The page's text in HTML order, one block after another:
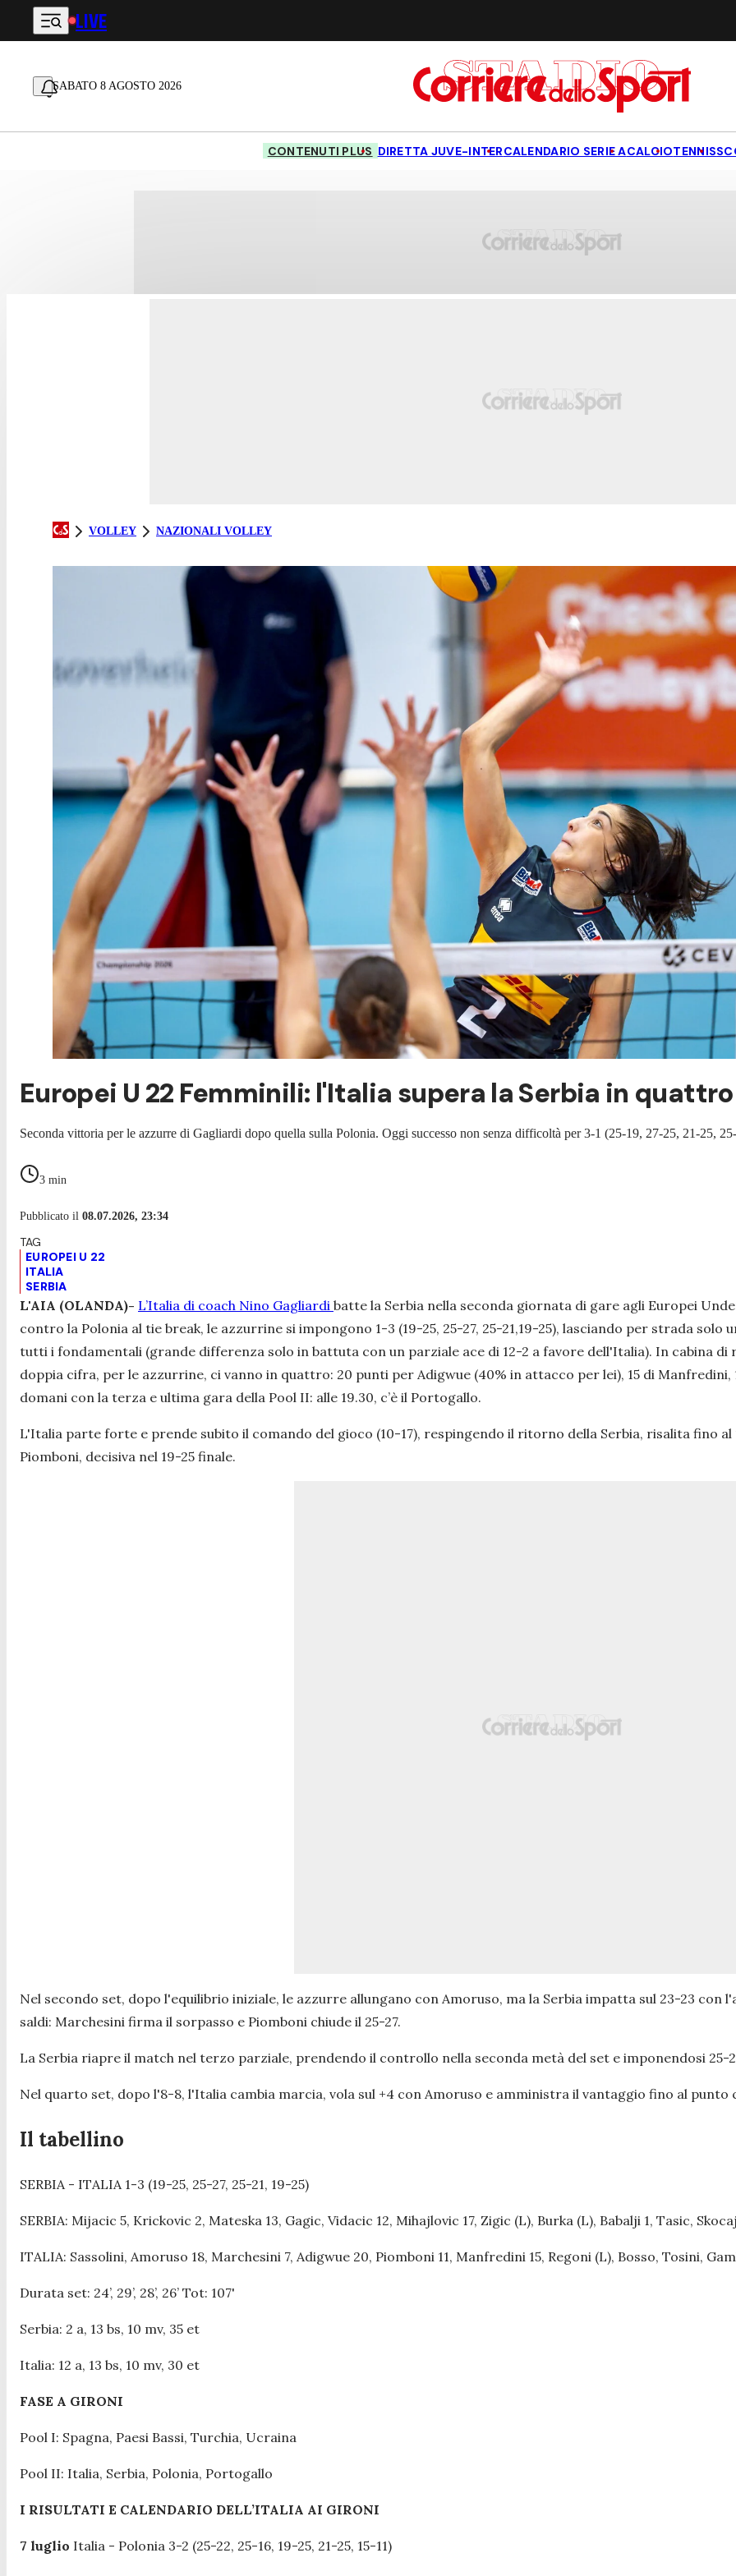
Vai al contenuto principale
LIVE
SABATO 8 AGOSTO 2026
CONTENUTI PLUS DIRETTA JUVE-INTERCALENDARIO SERIE ACALCIOTENNIS
VOLLEY NAZIONALI VOLLEY
Europei U 22 Femminili: l'Italia supera la Serbia in
Seconda vittoria per le azzurre di Gagliardi dopo quella sulla Polonia. Oggi successo non senza difficoltà per 3-1 (25-19, 27-25, 21-25,
3 min
Pubblicato il 08.07.2026, 23:34
EUROPEI U 22
ITALIA
SERBIA
L'AIA (OLANDA)- L’Italia di coach Nino Gagliardi batte la Serbia nella seconda giornata di gare agli Europei
contro la Polonia al tie break, le azzurrine si impongono 1-3 (19-25, 25-27, 25-21,19-25), lasciando per strada
tutti i fondamentali (grande differenza solo in battuta con un parziale ace di 12-2 a favore dell'Italia). In cabina di
doppia cifra, per le azzurrine, ci vanno in quattro: 20 punti per Adigwue (40% in attacco per lei), 15 di
domani con la terza e ultima gara della Pool II: alle 19.30, c’è il Portogallo.
L'Italia parte forte e prende subito il comando del gioco (10-17), respingendo il ritorno della Serbia, risalita fino
Piomboni, decisiva nel 19-25 finale.
Nel secondo set, dopo l'equilibrio iniziale, le azzurre allungano con Amoruso, ma la Serbia impatta sul 23-23 con
saldi: Marchesini firma il sorpasso e Piomboni chiude il 25-27.
La Serbia riapre il match nel terzo parziale, prendendo il controllo nella seconda metà del set e imponendosi 25-
Nel quarto set, dopo l'8-8, l'Italia cambia marcia, vola sul +4 con Amoruso e amministra il vantaggio fino al
Il tabellino
SERBIA - ITALIA 1-3 (19-25, 25-27, 25-21, 19-25)
SERBIA: Mijacic 5, Krickovic 2, Mateska 13, Gagic, Vidacic 12, Mihajlovic 17, Zigic (L), Burka (L), Babalji 1, Tasic,
ITALIA: Sassolini, Amoruso 18, Marchesini 7, Adigwue 20, Piomboni 11, Manfredini 15, Regoni (L), Bosso, Tosini,
Durata set: 24’, 29’, 28’, 26’ Tot: 107'
Serbia: 2 a, 13 bs, 10 mv, 35 et
Italia: 12 a, 13 bs, 10 mv, 30 et
FASE A GIRONI
Pool I: Spagna, Paesi Bassi, Turchia, Ucraina
Pool II: Italia, Serbia, Polonia, Portogallo
I RISULTATI E CALENDARIO DELL’ITALIA AI GIRONI
7 luglio Italia - Polonia 3-2 (25-22, 25-16, 19-25, 21-25, 15-11)